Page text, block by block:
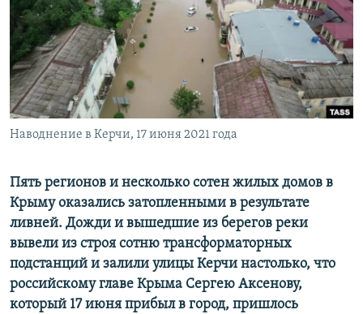
ПОБЕДИТЕЛЕЙ НЕ СУДЯТ?
КРЫМ.НЕПОКОРЕННЫЙ
ELIFBE
УКРАИНСКАЯ ПРОБЛЕМА КРЫМА
ПРИСОЕДИНЯЙТЕСЬ!
Все сайты RFE/RL
Наводнение в Керчи, 17 июня 2021 года
Пять регионов и несколько сотен жилых домов в
Крыму оказались затопленными в результате
ливней. Дожди и вышедшие из берегов реки
вывели из строя сотню трансформаторных
подстанций и залили улицы Керчи настолько, что
российскому главе Крыма Сергею Аксенову,
который 17 июня прибыл в город, пришлось